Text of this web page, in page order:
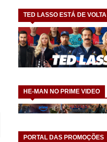
TED LASSO ESTÁ DE VOLTA
HE-MAN NO PRIME VIDEO
PORTAL DAS PROMOÇÕES